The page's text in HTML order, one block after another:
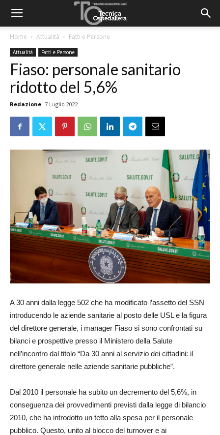
Home Attualità Fatti e Persone
Attualità Fatti e Persone
Fiaso: personale sanitario
ridotto del 5,6%
Redazione 7 Luglio 2022
A 30 anni dalla legge 502 che ha modificato l’assetto del SSN
introducendo le aziende sanitarie al posto delle USL e la figura
del direttore generale, i manager Fiaso si sono confrontati su
bilanci e prospettive presso il Ministero della Salute
nell’incontro dal titolo “Da 30 anni al servizio dei cittadini: il
direttore generale nelle aziende sanitarie pubbliche”.
Dal 2010 il personale ha subito un decremento del 5,6%, in
conseguenza dei provvedimenti previsti dalla legge di bilancio
2010, che ha introdotto un tetto alla spesa per il personale
pubblico. Questo, unito al blocco del turnover e ai